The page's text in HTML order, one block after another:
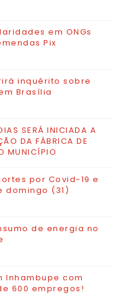
em ONGs
Pix
inquérito sobre
Brasília
SERÁ INICIADA A
DA FÁBRICA DE
MUNICÍPIO
por Covid-19 e
domingo (31)
de energia no
Inhambupe com
600 empregos!